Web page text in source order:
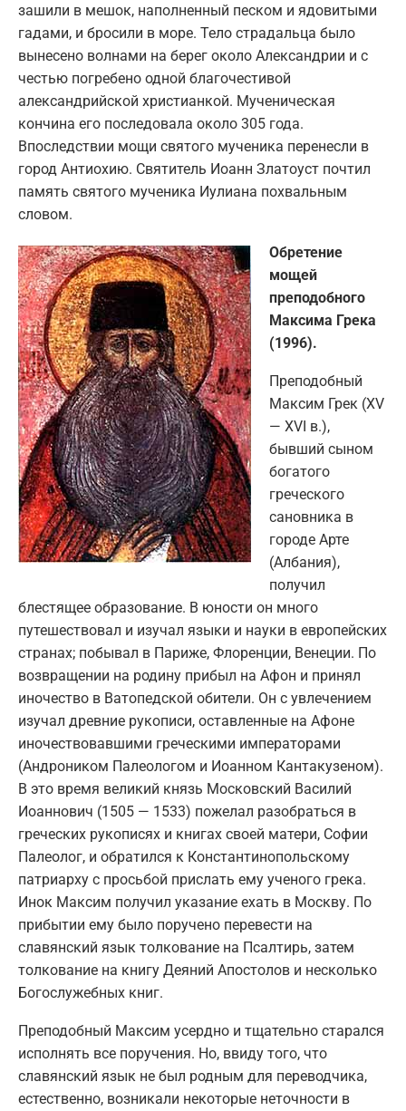
зашили в мешок, наполненный песком и ядовитыми
гадами, и бросили в море. Тело страдальца было
вынесено волнами на берег около Александрии и с
честью погребено одной благочестивой
александрийской христианкой. Мученическая
кончина его последовала около 305 года.
Впоследствии мощи святого мученика перенесли в
город Антиохию. Святитель Иоанн Златоуст почтил
память святого мученика Иулиана похвальным
словом.
Обретение
мощей
преподобного
Максима Грека
(1996).
Преподобный
Максим Грек (XV
— XVI в.),
бывший сыном
богатого
греческого
сановника в
городе Арте
(Албания),
получил
блестящее образование. В юности он много
путешествовал и изучал языки и науки в европейских
странах; побывал в Париже, Флоренции, Венеции. По
возвращении на родину прибыл на Афон и принял
иночество в Ватопедской обители. Он с увлечением
изучал древние рукописи, оставленные на Афоне
иночествовавшими греческими императорами
(Андроником Палеологом и Иоанном Кантакузеном).
В это время великий князь Московский Василий
Иоаннович (1505 — 1533) пожелал разобраться в
греческих рукописях и книгах своей матери, Софии
Палеолог, и обратился к Константинопольскому
патриарху с просьбой прислать ему ученого грека.
Инок Максим получил указание ехать в Москву. По
прибытии ему было поручено перевести на
славянский язык толкование на Псалтирь, затем
толкование на книгу Деяний Апостолов и несколько
Богослужебных книг.
Преподобный Максим усердно и тщательно старался
исполнять все поручения. Но, ввиду того, что
славянский язык не был родным для переводчика,
естественно, возникали некоторые неточности в